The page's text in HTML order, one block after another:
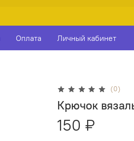
Оплата Личный кабинет
(0)
Крючок
150 ₽